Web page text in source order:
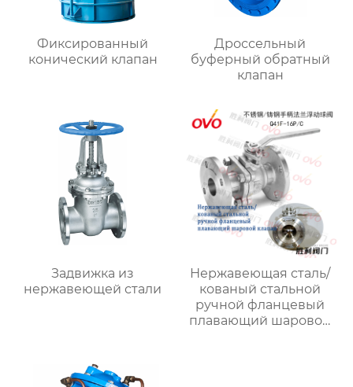
Фиксированный
конический клапан
Дроссельный
буферный обратный
клапан
Задвижка из
нержавеющей стали
Нержавеющая сталь/
кованый стальной
ручной фланцевый
плавающий шаровой